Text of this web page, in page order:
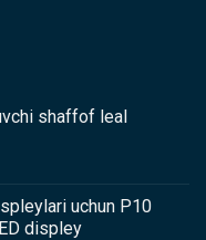
shaffof leal
uchun P10
displey